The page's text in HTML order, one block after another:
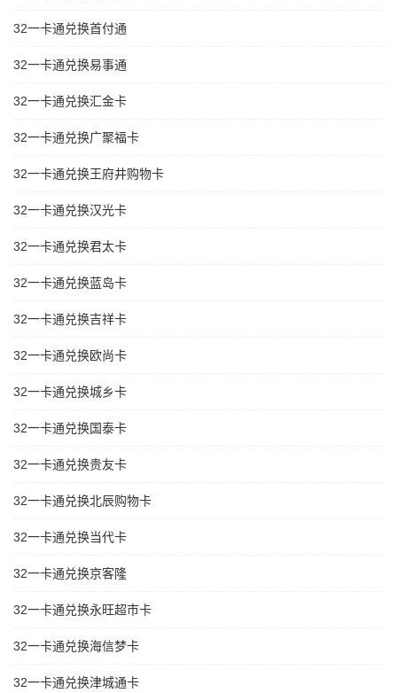
32一卡通兑换首付通
32一卡通兑换易事通
32一卡通兑换汇金卡
32一卡通兑换广聚福卡
32一卡通兑换王府井购物卡
32一卡通兑换汉光卡
32一卡通兑换君太卡
32一卡通兑换蓝岛卡
32一卡通兑换吉祥卡
32一卡通兑换欧尚卡
32一卡通兑换城乡卡
32一卡通兑换国泰卡
32一卡通兑换贵友卡
32一卡通兑换北辰购物卡
32一卡通兑换当代卡
32一卡通兑换京客隆
32一卡通兑换永旺超市卡
32一卡通兑换海信梦卡
32一卡通兑换津城通卡